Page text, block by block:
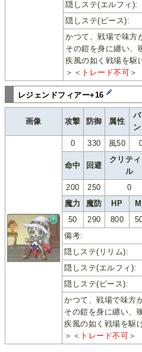
隠しステ(エルフィ):
隠しステ(ビース):
かつて、戦場で味方
その鎧を身に纏い、
疾風の如く戦場を駆
＞＜ トレード不可 ＞
レジェンドフィアー+16
画像 攻撃 防御 属性
0 330 風50
命中 回避
クリテ
ル
200
250 0
魔力
魔防 HP
50
290 800
備考:
隠しステ(リリム):
隠しステ(エルフィ):
隠しステ(ビース):
かつて、戦場で味方
その鎧を身に纏い、
疾風の如く戦場を駆
＞＜ トレード不可 ＞